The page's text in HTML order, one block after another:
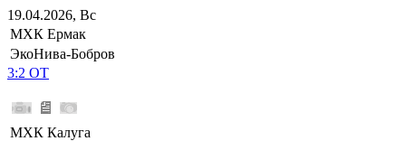
19.04.2026, Вс
МХК Ермак
ЭкоНива-Бобров
3:2 ОТ
МХК Калуга